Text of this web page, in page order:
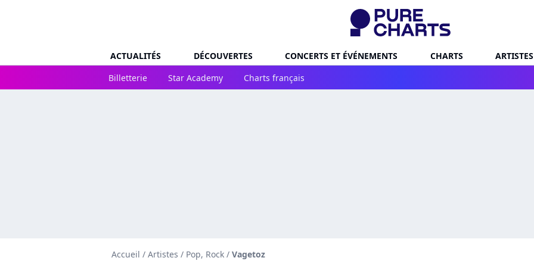
ACTUALITÉS DÉCOUVERTES CONCERTS ET ÉVÉNEMENTS CHARTS ARTISTES
Billetterie
Star Academy Charts français
Accueil / Artistes / Pop, Rock / Vagetoz